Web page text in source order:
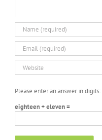
Please enter an answer in digits:
eighteen + eleven =